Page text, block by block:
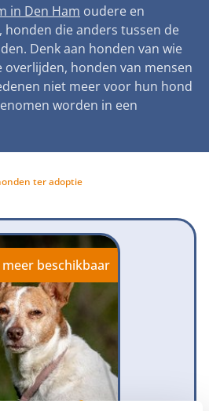
bijtincidenten
cursus
bijtincidenten
grasaren
Gemeentelijk Dierenbeleid
onze petitie
als bedrijf
een seniorhond
een seniorhond
als vrijwilliger
Honden voor Honden Loop
een donatiebox aan
Wat wij doen
Onze organisatie
Samenwerking
Jaarverslag
Vacatures
Donateursmagazine Hond
Onze successen voor honden
Contactgegevens
Pers
Nieuws
Nieuwsbrief
Incassodata
Zoeken
in Den Ham oudere en
honden die anders tussen de
Denk aan honden van wie
overlijden, honden van mensen
niet meer voor hun hond
worden in een
ter adoptie
beschikbaar